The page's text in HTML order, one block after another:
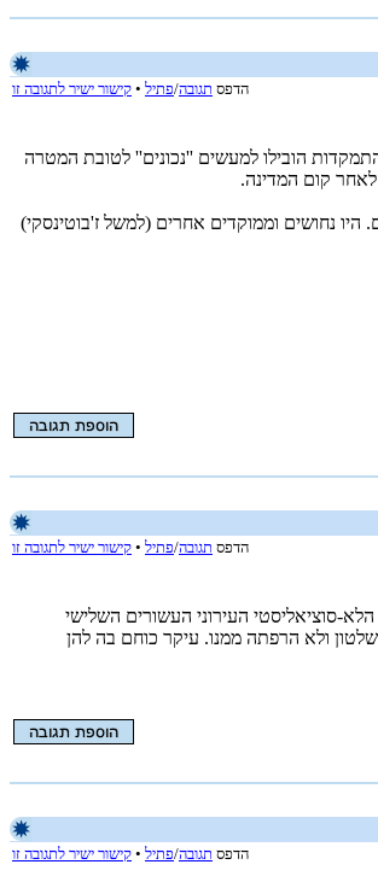
הדפס תגובה/פתיל • קישור ישיר לתגובה זו
הובילו למעשים ''נכונים'' לטובת המטרה
קום המדינה.
נחושים וממוקדים אחרים (למשל ז'בוטינסקי)
הדפס תגובה/פתיל • קישור ישיר לתגובה זו
סוציאליסטי העירוני העשורים השלישי
השלטון ולא הרפתה ממנו. עיקר כוחם בה להן
הדפס תגובה/פתיל • קישור ישיר לתגובה זו